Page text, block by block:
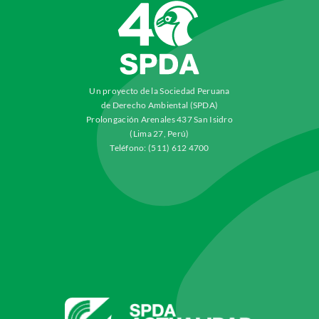
Un proyecto de la Sociedad Peruana
de Derecho Ambiental (SPDA)
Prolongación Arenales 437 San Isidro
(Lima 27, Perú)
Teléfono: (511) 612 4700